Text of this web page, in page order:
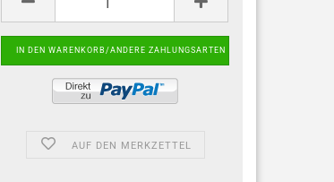
AUF DEN MERKZETTEL